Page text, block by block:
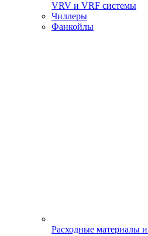
VRV и VRF системы
Чиллеры
Фанкойлы
Расходные материалы